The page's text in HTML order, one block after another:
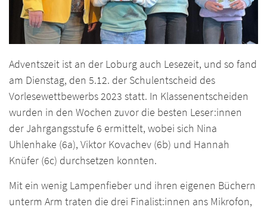
Adventszeit ist an der Loburg auch Lesezeit, und so fand
am Dienstag, den 5.12. der Schulentscheid des
Vorlesewettbewerbs 2023 statt. In Klassenentscheiden
wurden in den Wochen zuvor die besten Leser:innen
der Jahrgangsstufe 6 ermittelt, wobei sich Nina
Uhlenhake (6a), Viktor Kovachev (6b) und Hannah
Knüfer (6c) durchsetzen konnten.
Mit ein wenig Lampenfieber und ihren eigenen Büchern
unterm Arm traten die drei Finalist:innen ans Mikrofon,